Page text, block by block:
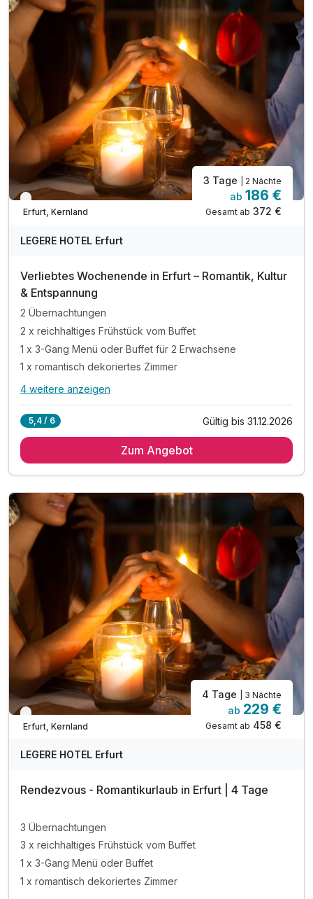
inkl. Nutzung des Fitnessbereiches
inkl. Nutzung des Sauna- und Wellnessbereichs
inkl. W-LAN
Verfügbar bis Dezember
Erfurt, Kernland
3 Tage | 2 Nächte
ab 186 €
Gesamt ab 372 €
LEGERE HOTEL Erfurt
Verliebtes Wochenende in Erfurt – Romantik, Kultur
& Entspannung
2 Übernachtungen
2 x reichhaltiges Frühstück vom Buffet
1 x 3-Gang Menü oder Buffet für 2 Erwachsene
1 x romantisch dekoriertes Zimmer
Alle Inklusivleistungen
2 x reichhaltiges Frühstück vom Buffet
inkl. Voucher im Hotelshop
inkl. W-Lan
inkl. Nutzung des Wellnessbereiches
inkl. Nutzung des Fitnessbereiches
4 weitere anzeigen
5,4 / 6 Gültig bis 31.12.2026
Zum Angebot
Verfügbar bis Dezember
Erfurt, Kernland
4 Tage | 3 Nächte
ab 229 €
Gesamt ab 458 €
LEGERE HOTEL Erfurt
Rendezvous - Romantikurlaub in Erfurt | 4 Tage
3 Übernachtungen
3 x reichhaltiges Frühstück vom Buffet
1 x 3-Gang Menü oder Buffet
1 x romantisch dekoriertes Zimmer